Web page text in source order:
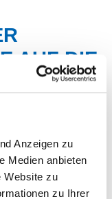
Anzeigen zu
Medien anbieten
Website zu
zu Ihrer
AUF DIE